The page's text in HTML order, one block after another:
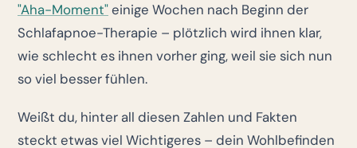
"Aha-Moment"einige Wochen nach Beginn der
Schlafapnoe-Therapie – plötzlich wird ihnen klar,
wie schlecht es ihnen vorher ging, weil sie sich nun
so viel besser fühlen.
Weißt du, hinter all diesen Zahlen und Fakten
steckt etwas viel Wichtigeres – dein Wohlbefinden